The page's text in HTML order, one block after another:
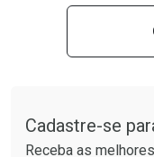
Laboratório
Por Menos
Cadastre-se
Receba as